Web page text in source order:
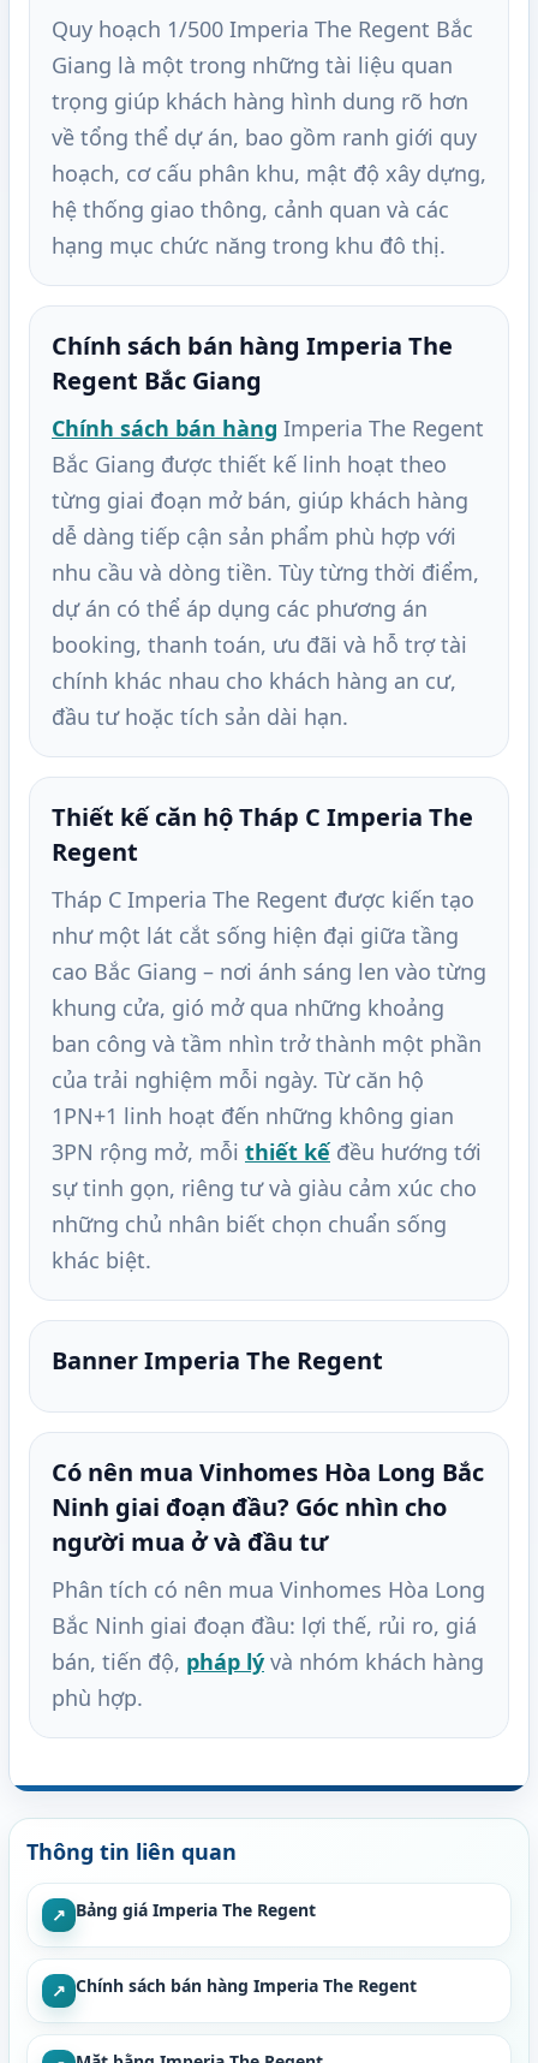
Quy hoạch 1/500 Imperia The Regent Bắc
Giang là một trong những tài liệu quan
trọng giúp khách hàng hình dung rõ hơn
về tổng thể dự án, bao gồm ranh giới quy
hoạch, cơ cấu phân khu, mật độ xây dựng,
hệ thống giao thông, cảnh quan và các
hạng mục chức năng trong khu đô thị.
Chính sách bán hàng Imperia The
Regent Bắc Giang
Chính sách bán hàng Imperia The Regent
Bắc Giang được thiết kế linh hoạt theo
từng giai đoạn mở bán, giúp khách hàng
dễ dàng tiếp cận sản phẩm phù hợp với
nhu cầu và dòng tiền. Tùy từng thời điểm,
dự án có thể áp dụng các phương án
booking, thanh toán, ưu đãi và hỗ trợ tài
chính khác nhau cho khách hàng an cư,
đầu tư hoặc tích sản dài hạn.
Thiết kế căn hộ Tháp C Imperia The
Regent
Tháp C Imperia The Regent được kiến tạo
như một lát cắt sống hiện đại giữa tầng
cao Bắc Giang – nơi ánh sáng len vào từng
khung cửa, gió mở qua những khoảng
ban công và tầm nhìn trở thành một phần
của trải nghiệm mỗi ngày. Từ căn hộ
1PN+1 linh hoạt đến những không gian
3PN rộng mở, mỗi thiết kế đều hướng tới
sự tinh gọn, riêng tư và giàu cảm xúc cho
những chủ nhân biết chọn chuẩn sống
khác biệt.
Banner Imperia The Regent
Có nên mua Vinhomes Hòa Long Bắc
Ninh giai đoạn đầu? Góc nhìn cho
người mua ở và đầu tư
Phân tích có nên mua Vinhomes Hòa Long
Bắc Ninh giai đoạn đầu: lợi thế, rủi ro, giá
bán, tiến độ, pháp lý và nhóm khách hàng
phù hợp.
Thông tin liên quan
↗ Bảng giá Imperia The Regent
↗ Chính sách bán hàng Imperia The Regent